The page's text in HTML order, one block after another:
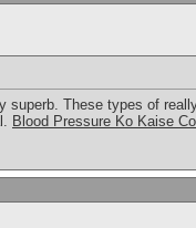
superb. These types of
Blood Pressure Ko Kaise